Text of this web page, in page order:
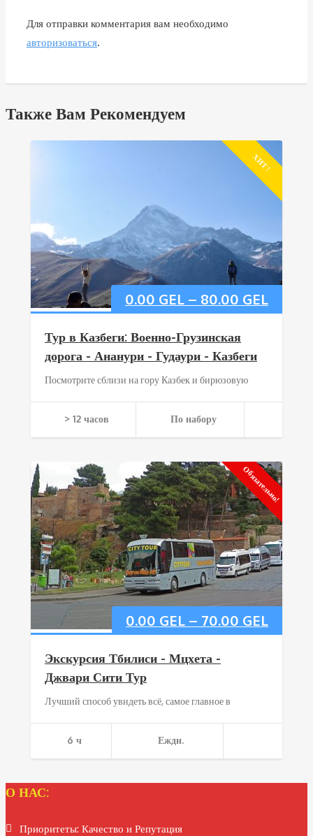
Для отправки комментария вам необходимо
авторизоваться.
Также Вам Рекомендуем
ХИТ !
0.00 GEL – 80.00 GEL
Тур в Казбеги: Военно-Грузинская
дорога - Ананури - Гудаури - Казбеги
Посмотрите сблизи на гору Казбек и бирюзовую
> 12 часов По набору
Обязательно!
0.00 GEL – 70.00 GEL
Экскурсия Тбилиси - Мцхета -
Джвари Сити Тур
Лучший способ увидеть всё, самое главное в
6 ч Еждн.
О НАС:
Приоритеты: Качество и Репутация